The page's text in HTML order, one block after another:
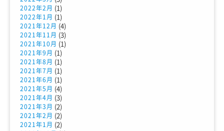
2022年2月 (1)
2022年1月 (1)
2021年12月 (4)
2021年11月 (3)
2021年10月 (1)
2021年9月 (1)
2021年8月 (1)
2021年7月 (1)
2021年6月 (1)
2021年5月 (4)
2021年4月 (3)
2021年3月 (2)
2021年2月 (2)
2021年1月 (2)